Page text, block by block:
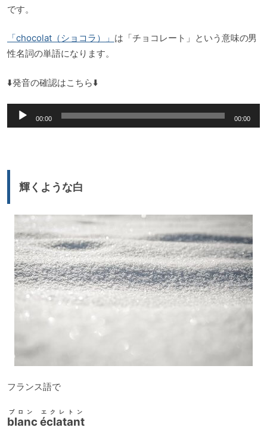
です。
「chocolat（ショコラ）」 は「チョコレート」という意味の男
性名詞の単語になります。
⬇️発音の確認はこちら⬇️
声
ー
00:00 00:00
輝くような白
フランス語で
blanc éclatant
ブロン エクレトン